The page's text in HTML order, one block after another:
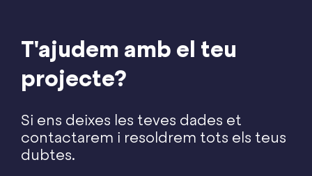
T'ajudem amb el teu
projecte?
Si ens deixes les teves dades et
contactarem i resoldrem tots els teus
dubtes.